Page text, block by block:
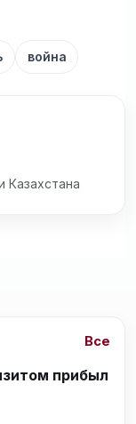
война
Все
прибыл